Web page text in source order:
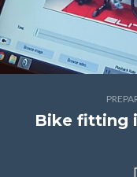
Bike fitting